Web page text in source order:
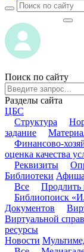
Поиск по сайту
Разделы сайта
ЦБС
Структура
задание
Финансово-
оценка качества
Реквизиты
Библиотеки
Все
Продлить
Библиопоиск
Документов
Виртуальной
ресурсы
Новости